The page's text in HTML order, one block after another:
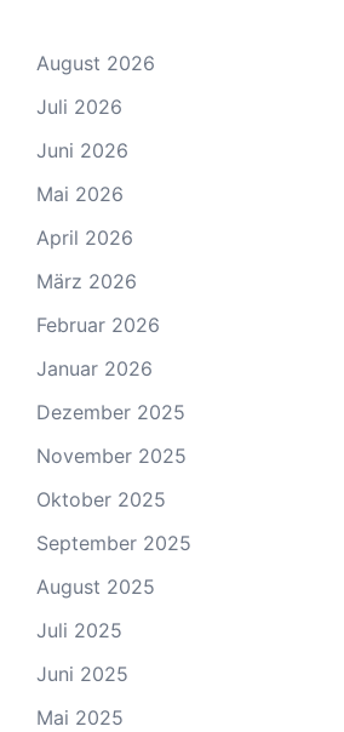
August 2026
Juli 2026
Juni 2026
Mai 2026
April 2026
März 2026
Februar 2026
Januar 2026
Dezember 2025
November 2025
Oktober 2025
September 2025
August 2025
Juli 2025
Juni 2025
Mai 2025